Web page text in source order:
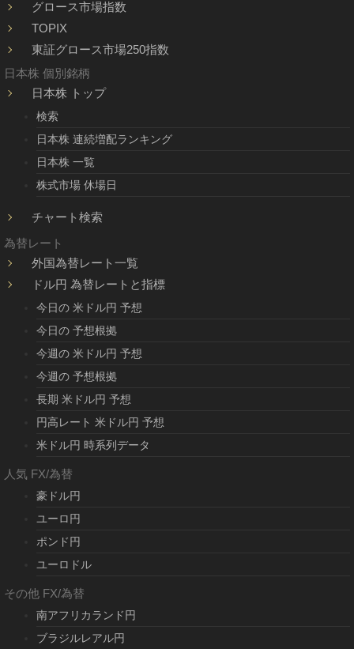
グロース市場指数
TOPIX
東証グロース市場250指数
日本株 個別銘柄
日本株 トップ
検索
日本株 連続増配ランキング
日本株 一覧
株式市場 休場日
チャート検索
為替レート
外国為替レート一覧
ドル円 為替レートと指標
今日の 米ドル円 予想
今日の 予想根拠
今週の 米ドル円 予想
今週の 予想根拠
長期 米ドル円 予想
円高レート 米ドル円 予想
米ドル円 時系列データ
人気 FX/為替
豪ドル円
ユーロ円
ポンド円
ユーロドル
その他 FX/為替
南アフリカランド円
ブラジルレアル円